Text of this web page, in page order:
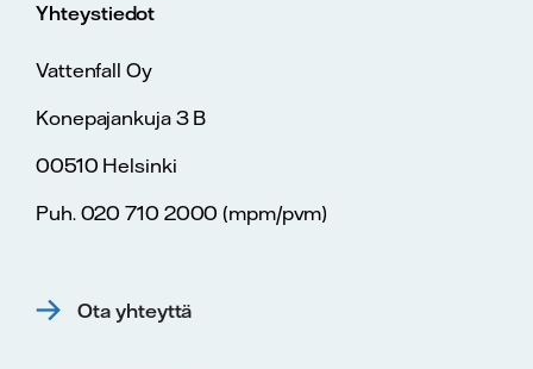
Yhteystiedot
Vattenfall Oy
Konepajankuja 3 B
00510 Helsinki
Puh. 020 710 2000 (mpm/pvm)
Ota yhteyttä